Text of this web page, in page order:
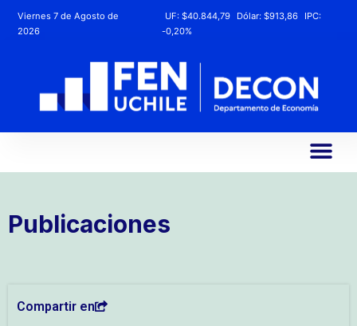
Viernes 7 de Agosto de
2026
UF: $40.844,79 Dólar: $913,86
IPC:
-0,20%
Publicaciones
Compartir en